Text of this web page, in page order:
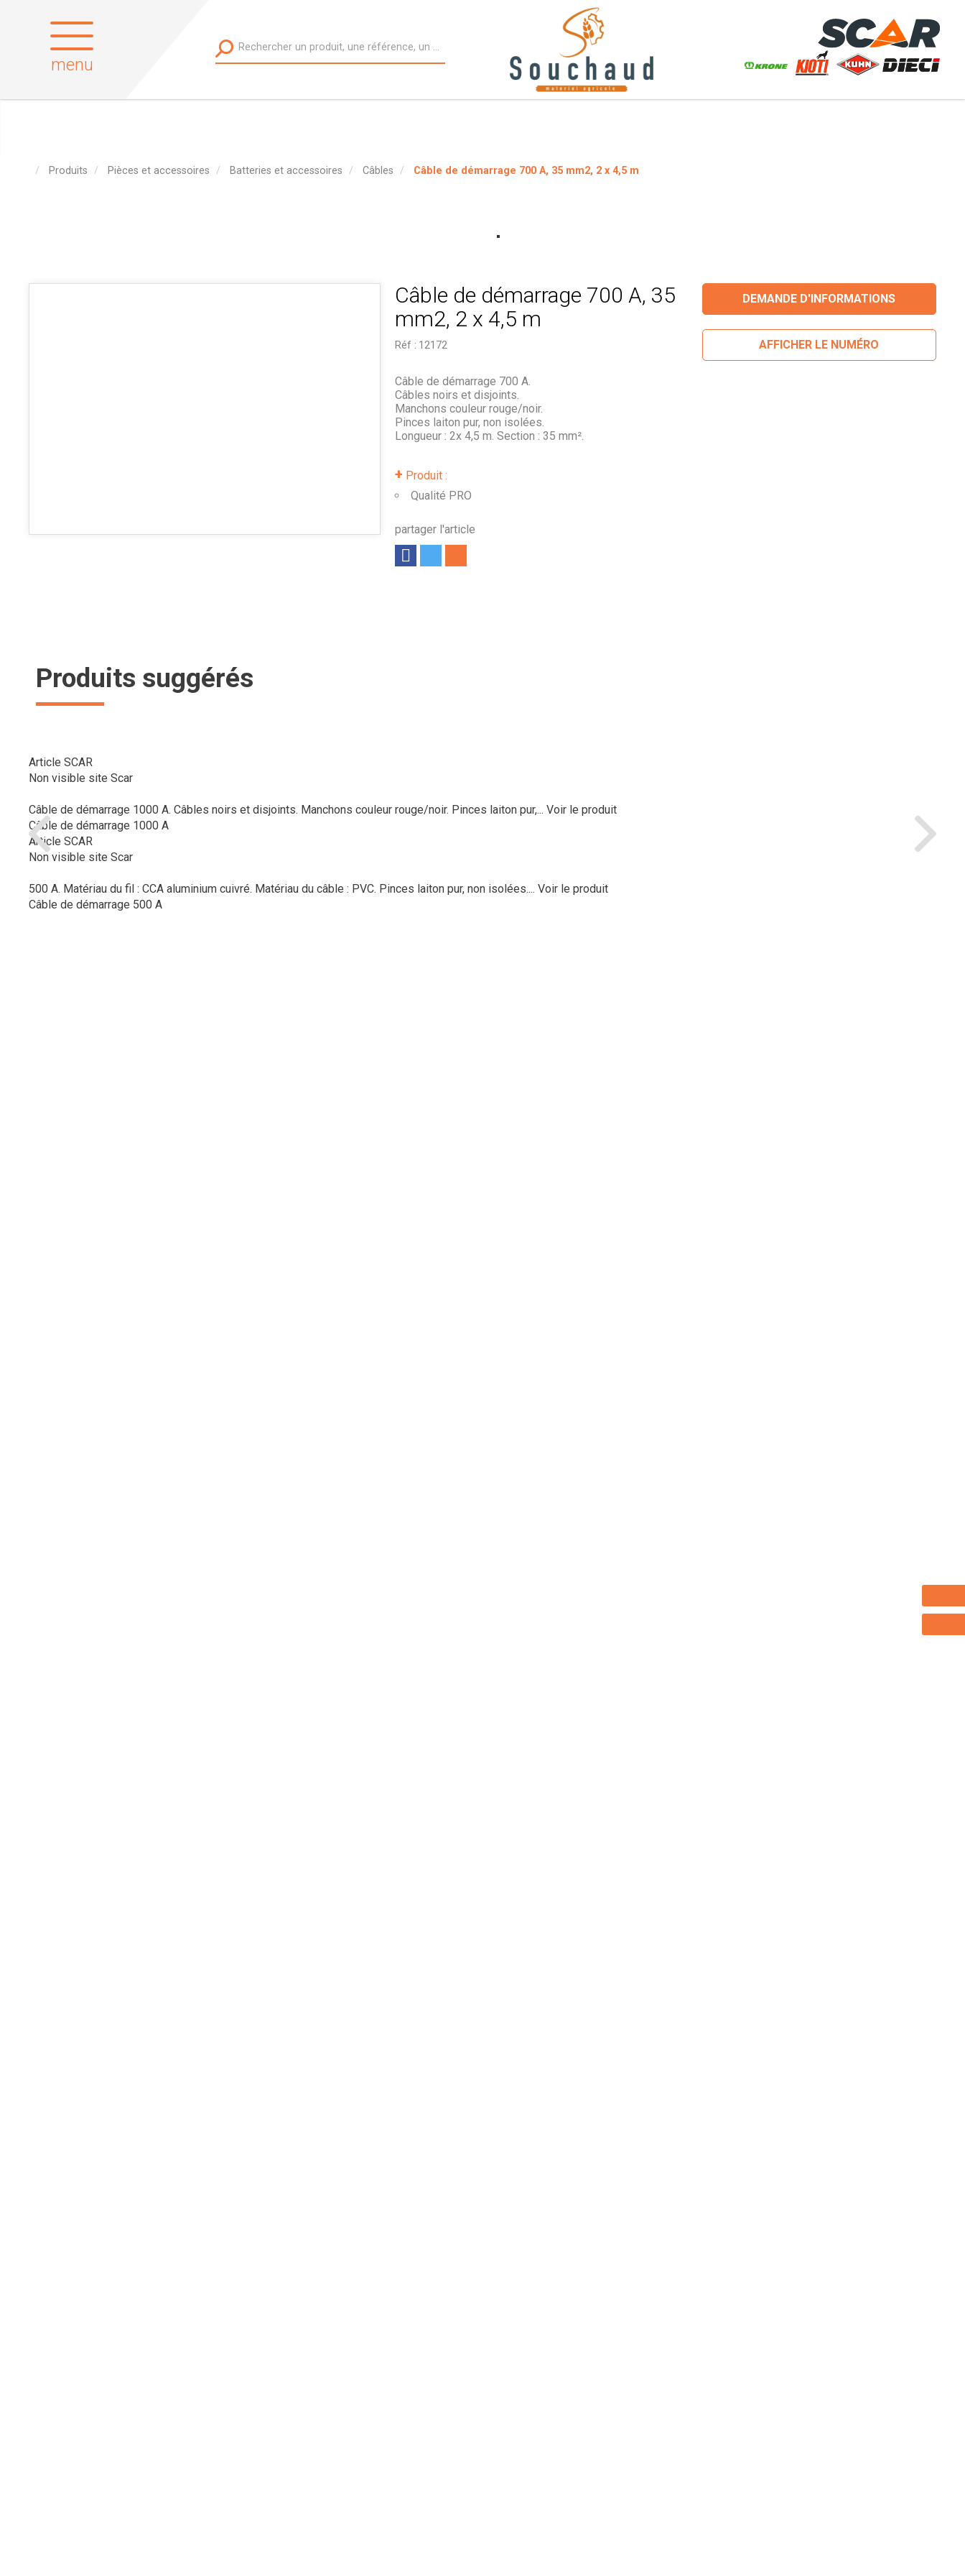
menu
Produits Pièces et accessoires Batteries et accessoires Câbles Câble de démarrage 700 A, 35 mm2, 2 x 4,5 m
Câble de démarrage 700 A, 35
mm2, 2 x 4,5 m
Réf : 12172
+ Produit :
Qualité PRO
partager l'article
Câble de démarrage 700 A.
Câbles noirs et disjoints.
Manchons couleur rouge/noir.
Pinces laiton pur, non isolées.
Longueur : 2x 4,5 m. Section : 35 mm².
DEMANDE D'INFORMATIONS
AFFICHER LE NUMÉRO
Produits suggérés
Article SCAR
Non visible site Scar
Câble de démarrage 1000 A. Câbles noirs et disjoints. Manchons couleur rouge/noir. Pinces laiton pur,... Voir le produit
Câble de démarrage 1000 A
Article SCAR
Non visible site Scar
500 A. Matériau du fil : CCA aluminium cuivré. Matériau du câble : PVC. Pinces laiton pur, non isolées.... Voir le produit
Câble de démarrage 500 A